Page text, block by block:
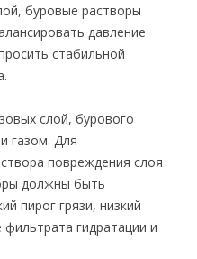
буровые растворы
давление
стабильной
слой, бурового
газом. Для
повреждения слоя
должны быть
пирог грязи, низкий
гидратации и